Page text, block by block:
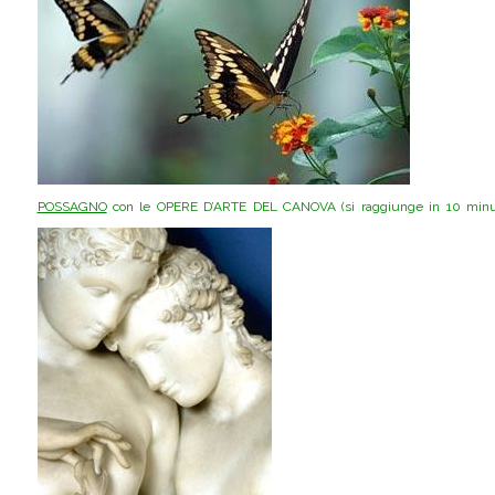
POSSAGNOcon le OPERE D’ARTE DEL CANOVA (si raggiunge in 10